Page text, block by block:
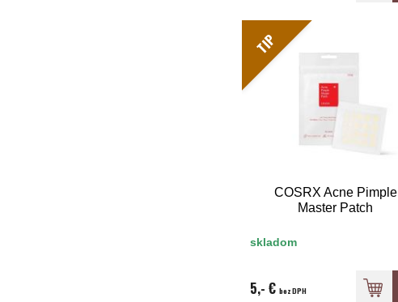
TIP
COSRX Acne Pimple
Master Patch
skladom
5,- €bez DPH